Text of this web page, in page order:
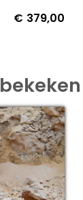
€ 379,00